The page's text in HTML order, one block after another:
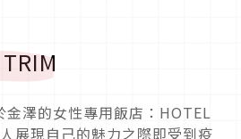
澤的女性專用飯店：HOTEL
展現自己的魅力之際即受到疫